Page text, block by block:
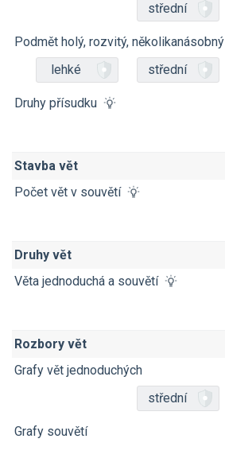
střední
Podmět holý, rozvitý, několikanásobný
lehké
střední
Druhy přísudku
Stavba vět
Počet vět v souvětí
Druhy vět
Věta jednoduchá a souvětí
Rozbory vět
Grafy vět jednoduchých
střední
Grafy souvětí